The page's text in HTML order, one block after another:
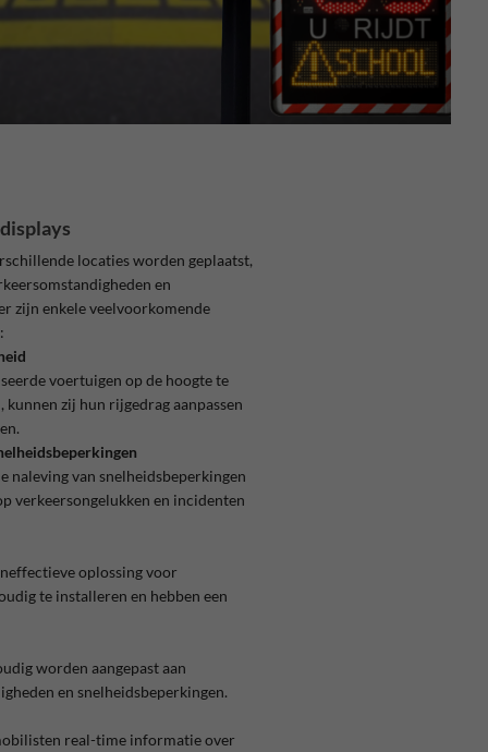
locaties worden geplaatst,
en
zijn enkele veelvoorkomende
voertuigen op de hoogte te
zij hun rijgedrag aanpassen
naleving van snelheidsbeperkingen
verkeersongelukken en incidenten
oplossing voor
te installeren en hebben een
worden aangepast aan
en snelheidsbeperkingen.
real-time informatie over